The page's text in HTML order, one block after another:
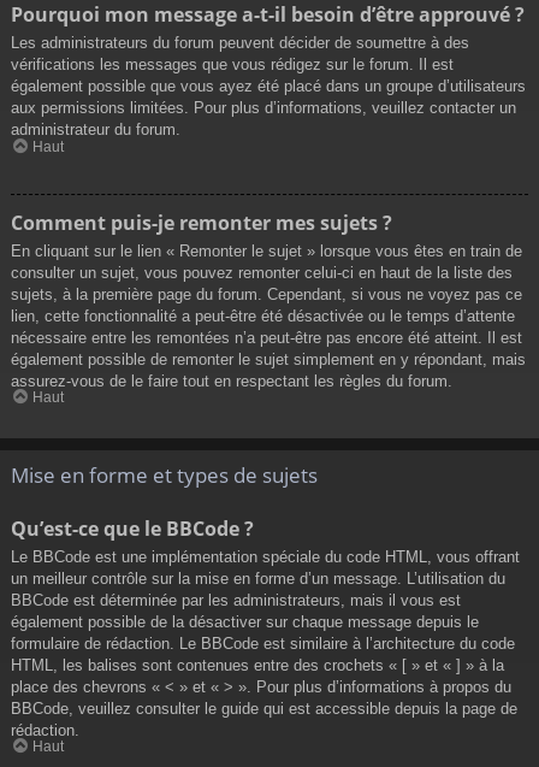
Pourquoi mon message a-t-il besoin d’être approuvé ?
Les administrateurs du forum peuvent décider de soumettre à des
vérifications les messages que vous rédigez sur le forum. Il est
également possible que vous ayez été placé dans un groupe d’utilisateurs
aux permissions limitées. Pour plus d’informations, veuillez contacter un
administrateur du forum.
Haut
Comment puis-je remonter mes sujets ?
En cliquant sur le lien « Remonter le sujet » lorsque vous êtes en train de
consulter un sujet, vous pouvez remonter celui-ci en haut de la liste des
sujets, à la première page du forum. Cependant, si vous ne voyez pas ce
lien, cette fonctionnalité a peut-être été désactivée ou le temps d’attente
nécessaire entre les remontées n’a peut-être pas encore été atteint. Il est
également possible de remonter le sujet simplement en y répondant, mais
assurez-vous de le faire tout en respectant les règles du forum.
Haut
Mise en forme et types de sujets
Qu’est-ce que le BBCode ?
Le BBCode est une implémentation spéciale du code HTML, vous offrant
un meilleur contrôle sur la mise en forme d’un message. L’utilisation du
BBCode est déterminée par les administrateurs, mais il vous est
également possible de la désactiver sur chaque message depuis le
formulaire de rédaction. Le BBCode est similaire à l’architecture du code
HTML, les balises sont contenues entre des crochets « [ » et « ] » à la
place des chevrons « < » et « > ». Pour plus d’informations à propos du
BBCode, veuillez consulter le guide qui est accessible depuis la page de
rédaction.
Haut